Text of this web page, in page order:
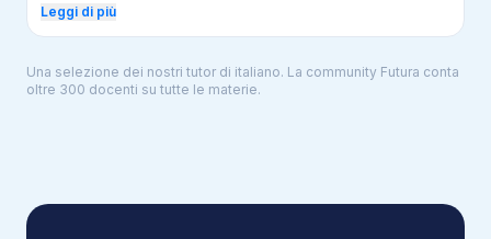
Leggi di più
Una selezione dei nostri tutor di italiano. La community Futura conta
oltre 300 docenti su tutte le materie.